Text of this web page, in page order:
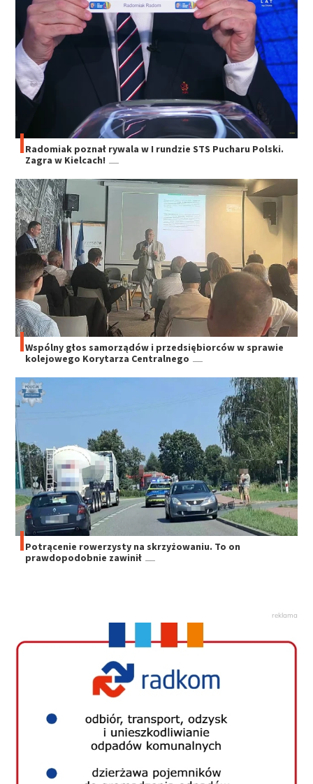
Radomiak poznał rywala w I rundzie STS Pucharu Polski.
Zagra w Kielcach!
Wspólny głos samorządów i przedsiębiorców w sprawie
kolejowego Korytarza Centralnego
Potrącenie rowerzysty na skrzyżowaniu. To on
prawdopodobnie zawinił